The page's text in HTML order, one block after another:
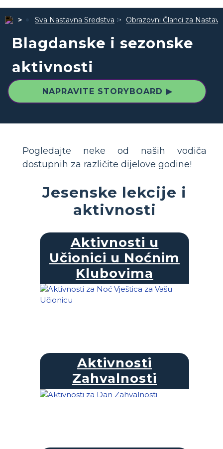
Sva Nastavna Sredstva Obrazovni Članci za
Blagdanske i sezonske
aktivnosti
NAPRAVITE STORYBOARD ▶
Pogledajte neke od naših vodiča
dostupnih za različite dijelove godine!
Jesenske lekcije i
aktivnosti
Aktivnosti u
Učionici u Noćnim
Klubovima
Aktivnosti
Zahvalnosti